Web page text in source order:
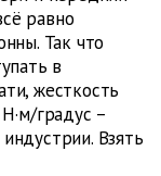
равно
Так что
в
жесткость
градус –
Взять